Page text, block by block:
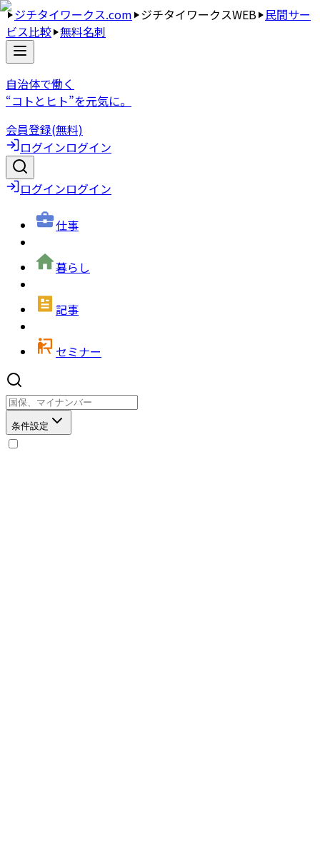
ジチタイワークス.com ジチタイワークスWEB 民間サー
ビス比較 無料名刺
自治体で働く
“コトとヒト”を元気に。
会員登録(無料)
ログインログイン
ログインログイン
仕事
暮らし
記事
セミナー
条件設定